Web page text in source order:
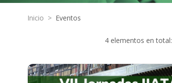
Inicio > Eventos
4 elementos en total: